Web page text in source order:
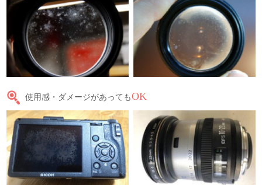
使用感・ダメージがあってもOK